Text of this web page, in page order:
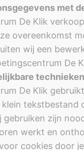
met
De Klik
overeenkomst
wij een
De
De Klik
klein
gebruiken zijn
werkt en
cookies door